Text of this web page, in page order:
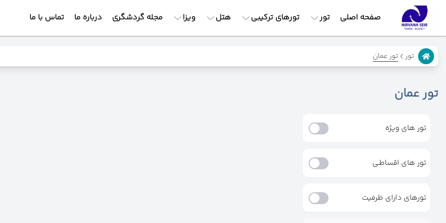
صفحه اصلی تور تورهای ترکیبی هتل ویزا مجله گردشگری درباره ما تماس با ما
تور تور عمان
تور عمان
تور های ویژه
تور های اقساطـی
تورهای دارای ظرفیت